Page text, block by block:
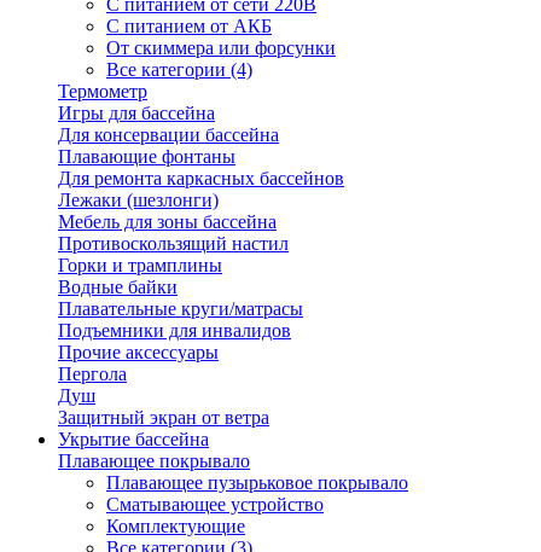
С питанием от сети 220В
С питанием от АКБ
От скиммера или форсунки
Все категории (4)
Термометр
Игры для бассейна
Для консервации бассейна
Плавающие фонтаны
Для ремонта каркасных бассейнов
Лежаки (шезлонги)
Мебель для зоны бассейна
Противоскользящий настил
Горки и трамплины
Водные байки
Плавательные круги/матрасы
Подъемники для инвалидов
Прочие аксессуары
Пергола
Душ
Защитный экран от ветра
Укрытие бассейна
Плавающее покрывало
Плавающее пузырьковое покрывало
Сматывающее устройство
Комплектующие
Все категории (3)